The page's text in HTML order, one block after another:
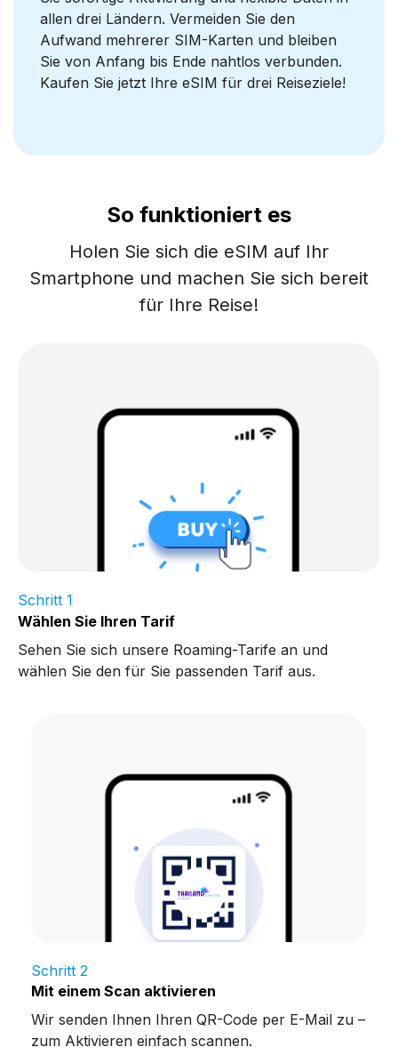
allen drei Ländern. Vermeiden Sie den
Aufwand mehrerer SIM-Karten und bleiben
Sie von Anfang bis Ende nahtlos verbunden.
Kaufen Sie jetzt Ihre eSIM für drei Reiseziele!
So funktioniert es
Holen Sie sich die eSIM auf Ihr
Smartphone und machen Sie sich bereit
für Ihre Reise!
Schritt 1
Wählen Sie Ihren Tarif
Sehen Sie sich unsere Roaming-Tarife an und
wählen Sie den für Sie passenden Tarif aus.
Schritt 2
Mit einem Scan aktivieren
Wir senden Ihnen Ihren QR-Code per E-Mail zu –
zum Aktivieren einfach scannen.